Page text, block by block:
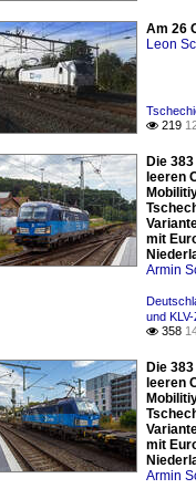
Am 26
Leon
 219
Die
leeren
mit
Armin
und
 358
Die
leeren
mit
Armin